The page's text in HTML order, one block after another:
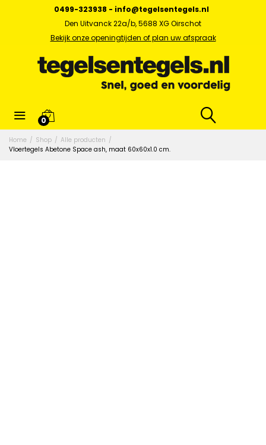
0499-323938 - info@tegelsentegels.nl
Den Uitvanck 22a/b, 5688 XG Oirschot
Bekijk onze openingtijden of plan uw afspraak
0
Home / Shop / Alle producten /
Vloertegels Abetone Space ash, maat 60x60x1.0 cm.